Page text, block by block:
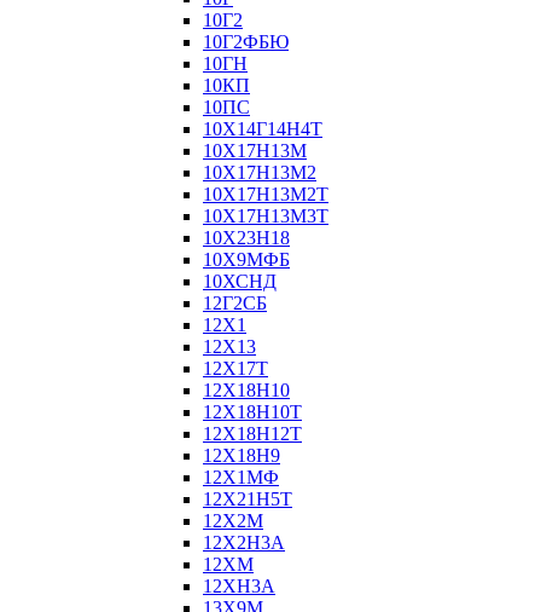
10Г2
10Г2ФБЮ
10ГН
10КП
10ПС
10Х14Г14Н4Т
10Х17Н13М
10Х17Н13М2
10Х17Н13М2Т
10Х17Н13М3Т
10Х23Н18
10Х9МФБ
10ХСНД
12Г2СБ
12Х1
12Х13
12Х17Т
12Х18Н10
12Х18Н10Т
12Х18Н12Т
12Х18Н9
12Х1МФ
12Х21Н5Т
12Х2М
12Х2Н3А
12ХМ
12ХН3А
13Х9М